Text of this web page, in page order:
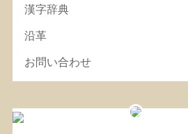
漢字辞典
沿革
お問い合わせ